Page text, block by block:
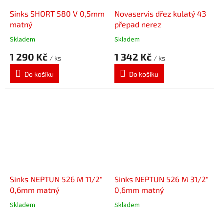
Sinks SHORT 580 V 0,5mm
matný
Skladem
1 290 Kč / ks
Do košíku
Novaservis dřez kulatý 43
přepad nerez
Skladem
1 342 Kč / ks
Do košíku
Sinks NEPTUN 526 M 11/2"
0,6mm matný
Skladem
Sinks NEPTUN 526 M 31/2"
0,6mm matný
Skladem